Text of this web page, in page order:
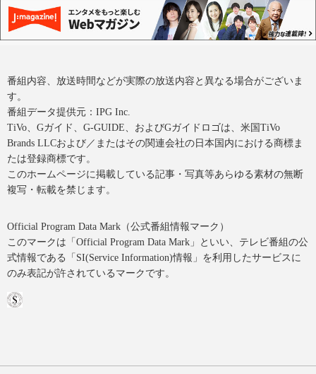
番組内容、放送時間などが実際の放送内容と異なる場合がございま
す。
番組データ提供元：IPG Inc.
TiVo、Gガイド、G-GUIDE、およびGガイドロゴは、米国TiVo
Brands LLCおよび／またはその関連会社の日本国内における商標ま
たは登録商標です。
このホームページに掲載している記事・写真等あらゆる素材の無断
複写・転載を禁じます。
Official Program Data Mark（公式番組情報マーク）
このマークは「Official Program Data Mark」といい、テレビ番組の公
式情報である「SI(Service Information)情報」を利用したサービスに
のみ表記が許されているマークです。